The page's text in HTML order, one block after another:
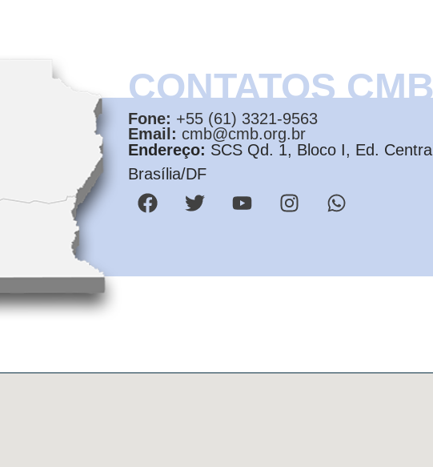
CONTATOS
Fone: +55 (61) 3321-9563
Email: cmb@cmb.org.br
Endereço: SCS Qd. 1, Bloco I, Ed.
Brasília/DF